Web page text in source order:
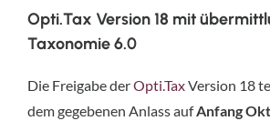
Opti.Tax Version 18 mit
Taxonomie 6.0
Die Freigabe derOpti.TaxVersion 18
dem gegebenen Anlass aufAnfang